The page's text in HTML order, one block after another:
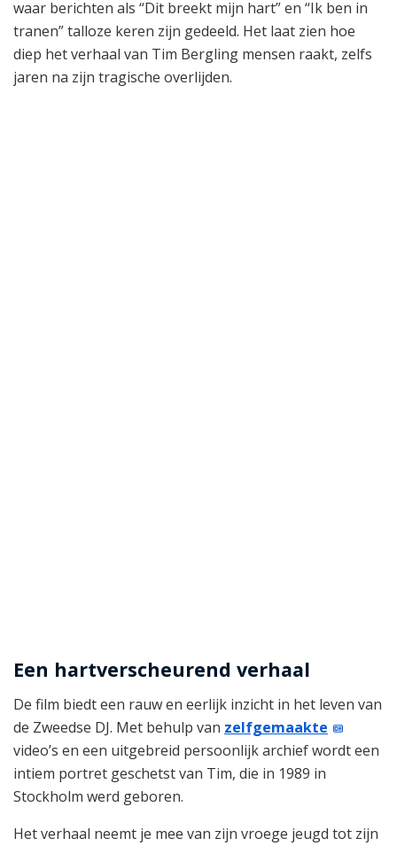
waar berichten als “Dit breekt mijn hart” en “Ik ben in
tranen” talloze keren zijn gedeeld. Het laat zien hoe
diep het verhaal van Tim Bergling mensen raakt, zelfs
jaren na zijn tragische overlijden.
Een hartverscheurend verhaal
De film biedt een rauw en eerlijk inzicht in het leven van
de Zweedse DJ. Met behulp van zelfgemaakte
video’s en een uitgebreid persoonlijk archief wordt een
intiem portret geschetst van Tim, die in 1989 in
Stockholm werd geboren.
Het verhaal neemt je mee van zijn vroege jeugd tot zijn